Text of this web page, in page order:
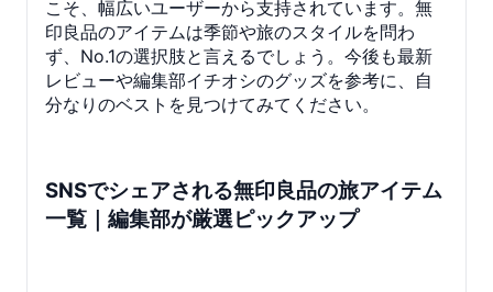
こそ、幅広いユーザーから支持されています。無
印良品のアイテムは季節や旅のスタイルを問わ
ず、No.1の選択肢と言えるでしょう。今後も最新
レビューや編集部イチオシのグッズを参考に、自
分なりのベストを見つけてみてください。
SNSでシェアされる無印良品の旅アイテム
一覧｜編集部が厳選ピックアップ